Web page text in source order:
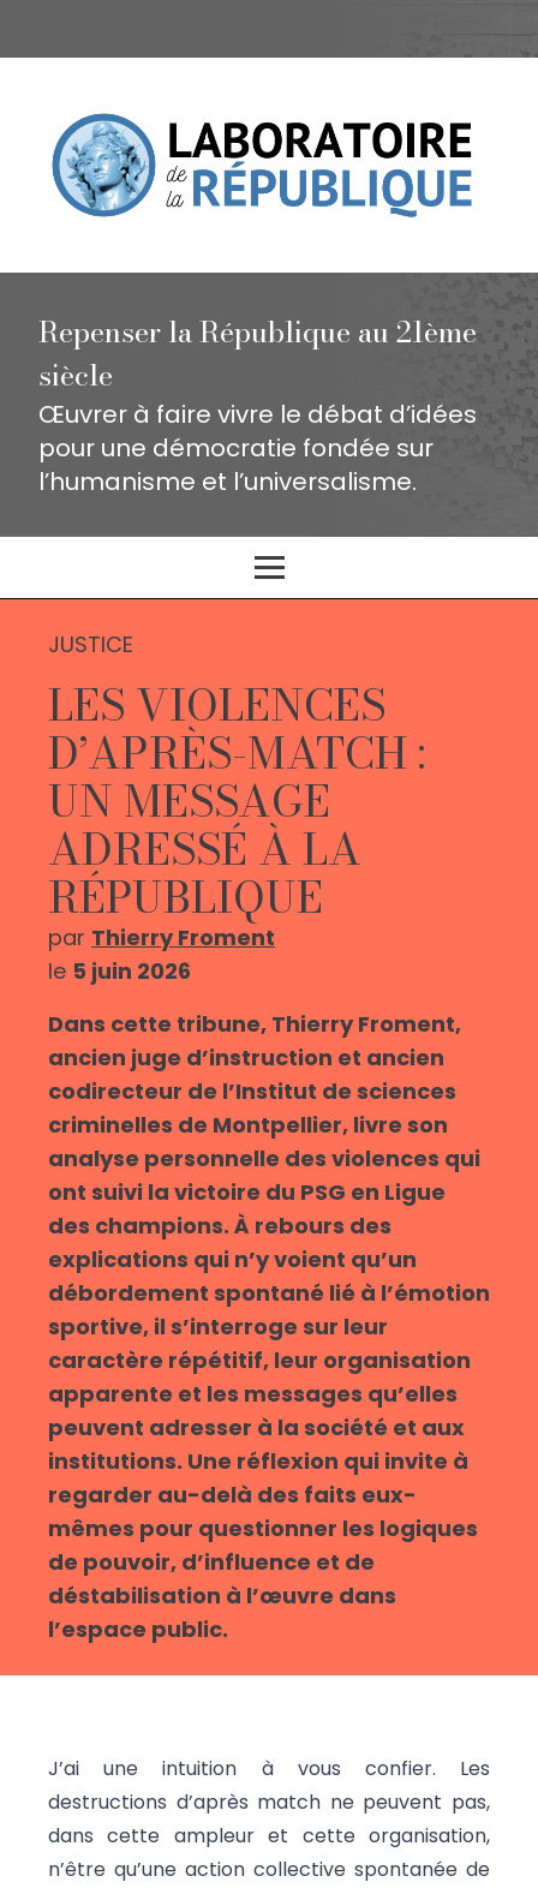
Repenser la République au 21ème
siècle
Œuvrer à faire vivre le débat d’idées
pour une démocratie fondée sur
l’humanisme et l’universalisme.
JUSTICE
LES VIOLENCES
D’APRÈS-MATCH :
UN MESSAGE
ADRESSÉ À LA
RÉPUBLIQUE
par Thierry Froment
le 5 juin 2026
Dans cette tribune, Thierry Froment,
ancien juge d’instruction et ancien
codirecteur de l’Institut de sciences
criminelles de Montpellier, livre son
analyse personnelle des violences qui
ont suivi la victoire du PSG en Ligue
des champions. À rebours des
explications qui n’y voient qu’un
débordement spontané lié à l’émotion
sportive, il s’interroge sur leur
caractère répétitif, leur organisation
apparente et les messages qu’elles
peuvent adresser à la société et aux
institutions. Une réflexion qui invite à
regarder au-delà des faits eux-
mêmes pour questionner les logiques
de pouvoir, d’influence et de
déstabilisation à l’œuvre dans
l’espace public.
J’ai une intuition à vous confier. Les
destructions d’après match ne peuvent pas,
dans cette ampleur et cette organisation,
n’être qu’une action collective spontanée de